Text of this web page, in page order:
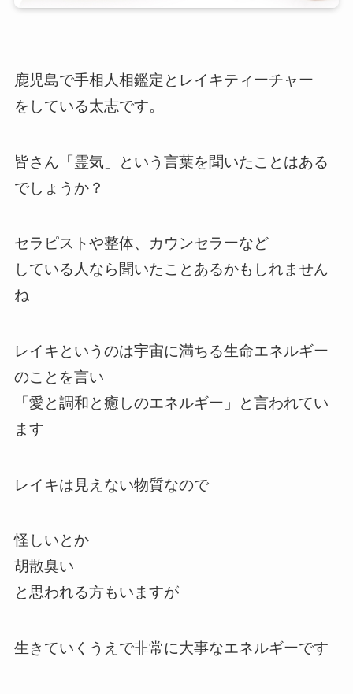
鹿児島で手相人相鑑定とレイキティーチャー
をしている太志です。
皆さん「霊気」という言葉を聞いたことはある
でしょうか？
セラピストや整体、カウンセラーなど
している人なら聞いたことあるかもしれません
ね
レイキというのは宇宙に満ちる生命エネルギー
のことを言い
「愛と調和と癒しのエネルギー」と言われてい
ます
レイキは見えない物質なので
怪しいとか
胡散臭い
と思われる方もいますが
生きていくうえで非常に大事なエネルギーです